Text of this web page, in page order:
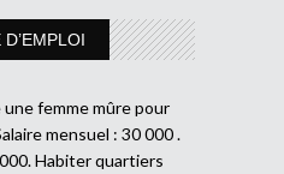
femme mûre pour
mensuel : 30 000 .
Habiter quartiers